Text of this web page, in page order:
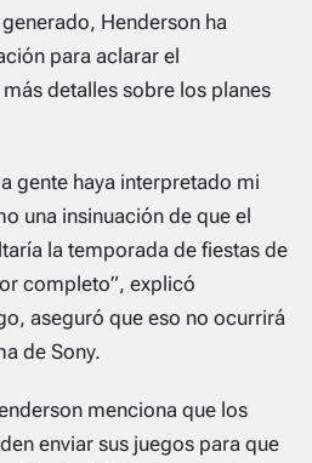
Henderson ha
para aclarar el
detalles sobre los planes
gente haya interpretado mi
una insinuación de que el
la temporada de fiestas de
completo”, explicó
aseguró que eso no ocurrirá
de Sony.
menciona que los
enviar sus juegos para que